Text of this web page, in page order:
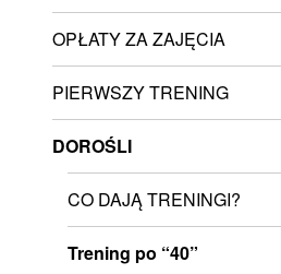
OPŁATY ZA ZAJĘCIA
PIERWSZY TRENING
DOROŚLI
CO DAJĄ TRENINGI?
Trening po “40”